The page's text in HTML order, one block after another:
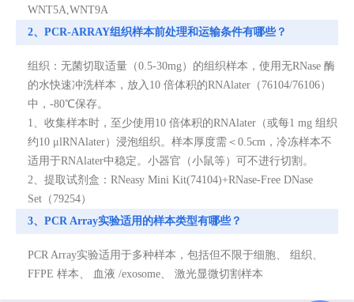
WNT5A,WNT9A
2、PCR-ARRAY组织样本前处理和运输条件有哪些？
组织：无菌切取适量（0.5-30mg）的组织样本，使用无RNase 酶
的水快速冲洗样本，放入10 倍体积的RNAlater（76104/76106）
中，-80℃保存。
1、收集样本时，至少使用10 倍体积的RNAlater（或每1 mg 组织
约10 μlRNAlater）浸泡组织。样本厚度需＜0.5cm，冷冻样本不
适用于RNAlater中稳定。小器官（小鼠等）可不进行切割。
2、提取试剂盒：RNeasy Mini Kit(74104)+RNase-Free DNase
Set（79254）
3、PCR Array实验适用的样本类型有哪些？
PCR Array实验适用于多种样本，包括但不限于细胞、 组织、
FFPE 样本、 血液 /exosome、 激光显微切割样本